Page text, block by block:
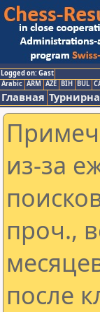
Logged on: Gast
Arabic ARM AZE BIH BUL
Главная
из-за
проч.,
после